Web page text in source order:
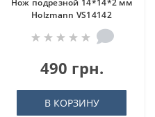
Holzmann VS14142
490 грн.
В КОРЗИНУ